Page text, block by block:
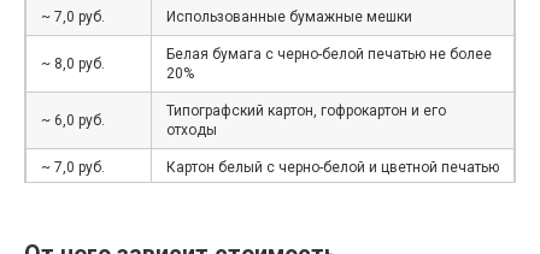
~ 7,0 руб. Использованные бумажные мешки
~ 8,0 руб.
Белая бумага с черно-белой печатью не более
20%
~ 6,0 руб.
Типографский картон, гофрокартон и его
отходы
~ 7,0 руб. Картон белый с черно-белой и цветной печатью